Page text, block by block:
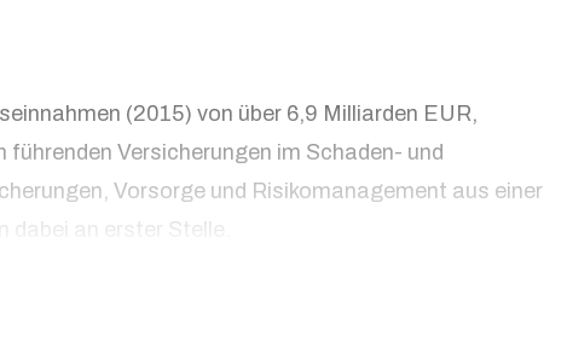
(2015) von über 6,9 Milliarden EUR,
Versicherungen im Schaden- und
Vorsorge und Risikomanagement aus einer
an erster Stelle.